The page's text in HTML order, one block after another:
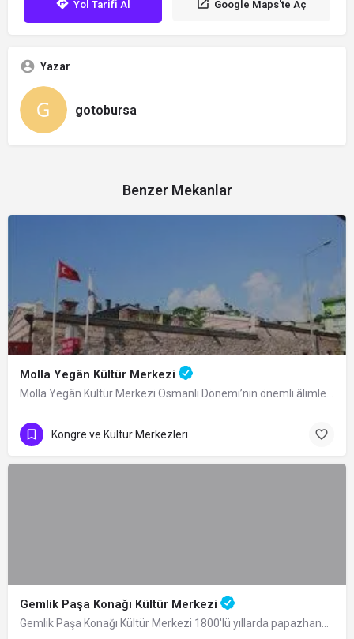
Yol Tarifi Al Google Maps'te Aç
Yazar
gotobursa
Benzer Mekanlar
Molla Yegân Kültür Merkezi
Molla Yegân Kültür Merkezi Osmanlı Dönemi’nin önemli âlimlerinden Bursalı fıkıh…
Kongre ve Kültür Merkezleri
Gemlik Paşa Konağı Kültür Merkezi
Gemlik Paşa Konağı Kültür Merkezi 1800'lü yıllarda papazhane olarak inşa ettirilen…